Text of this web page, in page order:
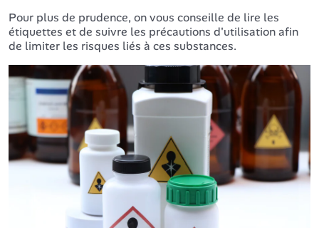
Pour plus de prudence, on vous conseille de lire les
étiquettes et de suivre les précautions d'utilisation afin
de limiter les risques liés à ces substances.